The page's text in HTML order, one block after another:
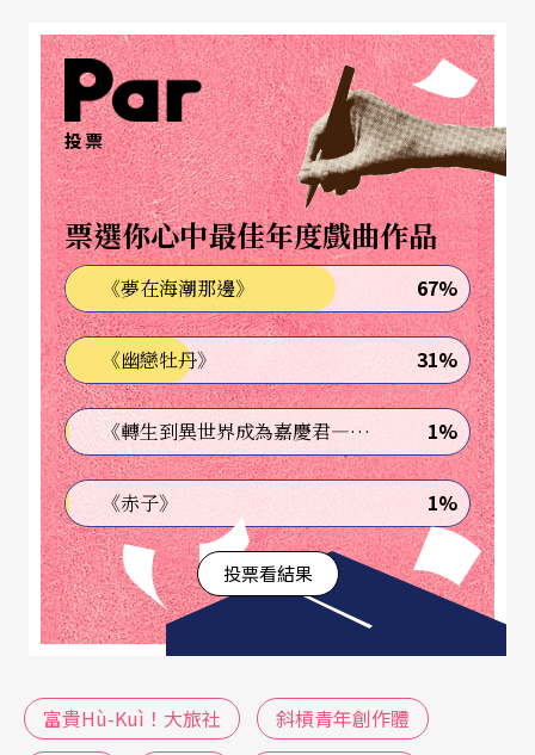
旅社，撇除來台南觀光的旅客以外，究竟是誰會選
擇住在這裡？
她們與居住於此的長輩長聊，意外發現房客大多是
租屋市場裡較不受歡迎的族群。其中一位阿姨告訴
她們，不用特別準備什麼證明就能入住，房客與老
闆娘的相處狀態，早已超越純粹的租賃關係，還多
了患難相扶的友情。
某些社會難題，也在田調過程中浮現；但《富貴Hù-
Kuì！大旅社》沒打算討論嚴肅議題突顯獨身者困
境，反倒想抓住人性裡難得的溫情——一個與現今
社會格格不入的場所，卻能廣納世間的畸零人——
這樣的故事已足夠迷人。於是劇本編排上，設定旅
店老闆娘（朱殷秀飾）面臨空間營運轉型問題，結
擔心演出過程打擾到「開天窗」的鄰居，便輾轉找
投票
票選你心中最佳年度戲曲作品
《夢在海潮那邊》 67%
《幽戀牡丹》 31%
《轉生到異世界成為嘉慶君—發現我的祖先是詐騙集團!?》 1%
《赤子》 1%
投票看結果
富貴Hù-Kuì！大旅社 斜槓青年創作體